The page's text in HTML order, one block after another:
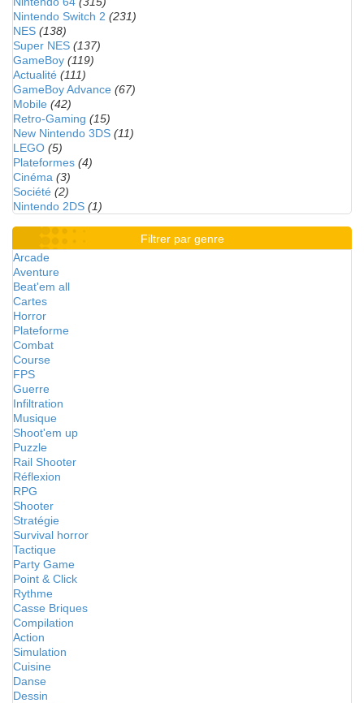
Nintendo Switch 2 (231)
NES (138)
Super NES (137)
GameBoy (119)
Actualité (111)
GameBoy Advance (67)
Mobile (42)
Retro-Gaming (15)
New Nintendo 3DS (11)
LEGO (5)
Plateformes (4)
Cinéma (3)
Société (2)
Nintendo 2DS (1)
Filtrer par genre
Arcade
Aventure
Beat'em all
Cartes
Horror
Plateforme
Combat
Course
FPS
Guerre
Infiltration
Musique
Shoot'em up
Puzzle
Rail Shooter
Réflexion
RPG
Shooter
Stratégie
Survival horror
Tactique
Party Game
Point & Click
Rythme
Casse Briques
Compilation
Action
Simulation
Cuisine
Danse
Dessin